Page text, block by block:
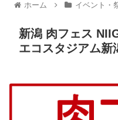
ホーム イベント・
新潟 肉フェス
エコスタジアム新